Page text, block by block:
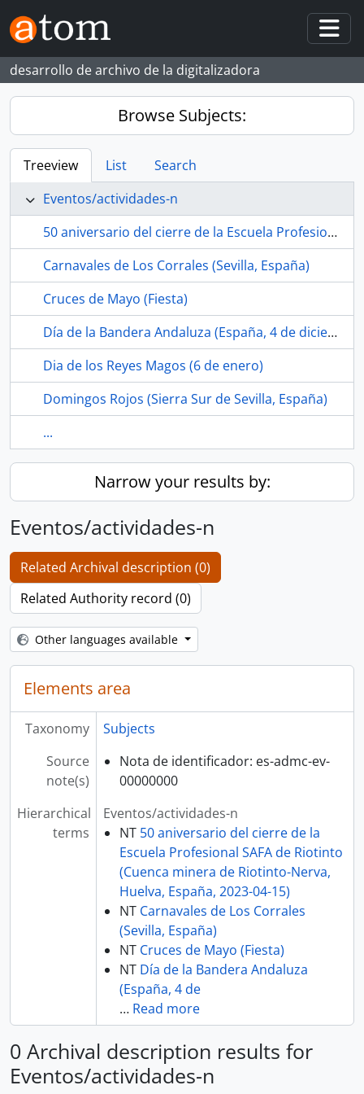
Skip to main content
desarrollo de archivo de la digitalizadora
Browse Subjects:
Treeview List
Search
Eventos/actividades-n
50 aniversario del cierre de la Escuela Profesional SAFA de Riotinto (Cuenca minera de Riotinto-Nerva, Huelva, España, 2023-04-15)
Carnavales de Los Corrales (Sevilla, España)
Cruces de Mayo (Fiesta)
Día de la Bandera Andaluza (España, 4 de diciembre)
Dia de los Reyes Magos (6 de enero)
Domingos Rojos (Sierra Sur de Sevilla, España)
...
Narrow your results by:
Eventos/actividades-n
Related Archival description (0)
Related Authority record (0)
Other languages available
Elements area
Taxonomy
Subjects
Source
note(s)
Nota de identificador: es-admc-ev-
00000000
Hierarchical
terms
Eventos/actividades-n
NT 50 aniversario del cierre de la
Escuela Profesional SAFA de Riotinto
(Cuenca minera de Riotinto-Nerva,
Huelva, España, 2023-04-15)
NT Carnavales de Los Corrales
(Sevilla, España)
NT Cruces de Mayo (Fiesta)
NT Día de la Bandera Andaluza
(España, 4 de
… Read more
0 Archival description results for
Eventos/actividades-n